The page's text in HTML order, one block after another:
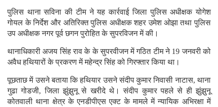
पुलिस थाना सविना की टीम ने यह कार्रवाई जिला पुलिस अधीक्षक योगेश
गोयल के निर्देश और अतिरिक्त पुलिस अधीक्षक शहर उमेश ओझा तथा पुलिस
उप अधीक्षक नगर पूर्व छगन पुरोहित के सुपरविजन में की।
थानाधिकारी अजय सिंह राव के के सुपरवीजन में गठित टीम ने 19 जनवरी को
अवैध हथियारों के प्रकरण में महेन्द्र सिंह को गिरफ्तार किया था।
पूछताछ में उसने बताया कि हथियार उसने संदीप कुमार निवासी नाटास, थाना
गुढा गोडजी, जिला झुंझुनू से खरीदे थे। संदीप कुमार पहले से ही झुंझुनू
कोतवाली थाना क्षेत्र के एनडीपीएस एक्ट के मामले में न्यायिक अभिरक्षा में